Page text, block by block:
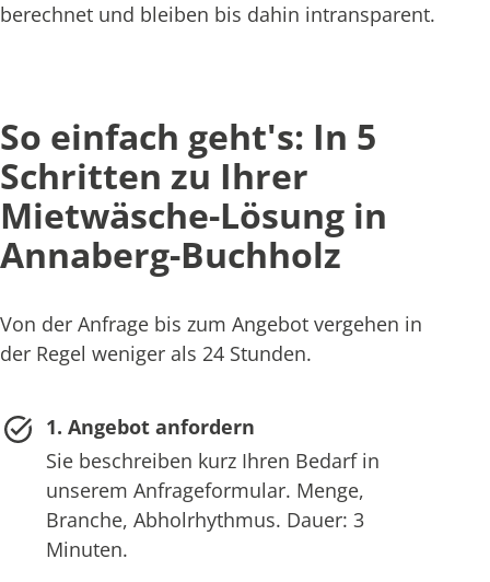
berechnet und bleiben bis dahin intransparent.
So einfach geht's: In 5
Schritten zu Ihrer
Mietwäsche-Lösung in
Annaberg-Buchholz
Von der Anfrage bis zum Angebot vergehen in
der Regel weniger als 24 Stunden.
1. Angebot anfordern
Sie beschreiben kurz Ihren Bedarf in
unserem Anfrageformular. Menge,
Branche, Abholrhythmus. Dauer: 3
Minuten.